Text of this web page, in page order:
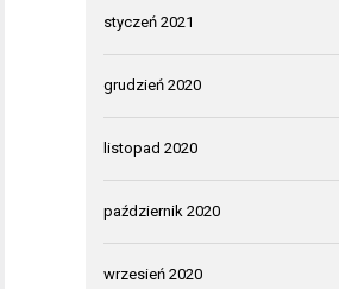
styczeń 2021
grudzień 2020
listopad 2020
październik 2020
wrzesień 2020